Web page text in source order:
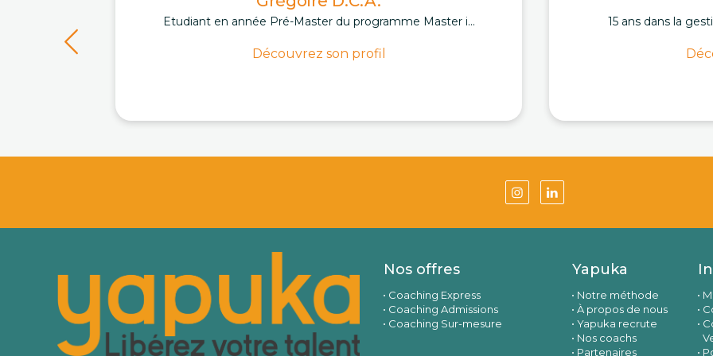
Etudiant en année Pré-Master du programme Master i...
Découvrez son profil
15 ans dans la
Nos offres
Coaching Express
Coaching Admissions
Coaching Sur-mesure
Yapuka
Notre méthode
À propos de nous
Yapuka recrute
Nos coachs
Partenaires